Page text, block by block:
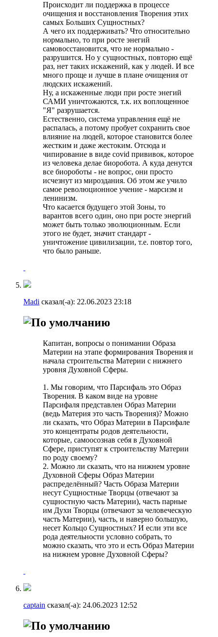
Происходит ли поддержка в процессе
очищения и восстановления Творения этих
самых Больших Сущностных?
А чего их поддерживать? Что относительно
нормально, то при росте энегий
самовосстановится, что не нормально -
разрушится. Но у сущностных, повторю ещё
раз, нет таких искажений, как у людей. И все
много проще и лучше в плане очищения от
людских искажений.
Ну, а искаженные люди при росте энегий
САМИ уничтожаются, т.к. их воплощенное
"Я" разрушается.
Естественно, система управления ещё не
распалась, а потому пробует сохранить свое
влияние на людей, которое становится более
жестким и даже жестоким. Отсюда и
чипирование в виде соvid прививок, которое
из человека делае биоробота. А куда денутся
все биороботы - не вопрос, они просто
исчезнут из мироздания. Об этом же учило
самое революционное учение - марсизм и
ленинизм.
Что касается будущего этой Зоны, то
варантов всего один, оно при росте энергий
может быть только эволюционным. Если
этого не будет, значит стандарт -
уничтожение цивилизации, т.е. повтор того,
что было раньше.
Madi сказал(-а): 22.06.2023 23:18
Капитан, вопросы о понимании Образа
Материи на этапе формирования Творения и
начала строительства Материи с нижнего
уровня Духовной Сферы.
1. Мы говорим, что Парсифаль это Образ
Творения. В каком виде на уровне
Парсифаля представлен Образ Материи
(ведь Материя это часть Творения)? Можно
ли сказать, что Образ Материи в Парсифале
это концентраты родов деятельности,
которые, самоосознав себя в Духовной
Сфере, приступят к строительству Материи
по роду своему?
2. Можно ли сказать, что на нижнем уровне
Духовной Сферы Образ Материи
распределённый? Часть Образа Материи
несут Сущностные Творцы (отвечают за
сущностную часть Материи), часть парные
им Духи Творцы (отвечают за человеческую
часть Материи), часть, и наверно большую,
несет Кольцо Сущностных? И если эти все
рода деятельности условно собрать, то
можно сказать, что это и есть Образ Материи
на нижнем уровне Духовной Сферы?
captain сказал(-а): 24.06.2023 12:52